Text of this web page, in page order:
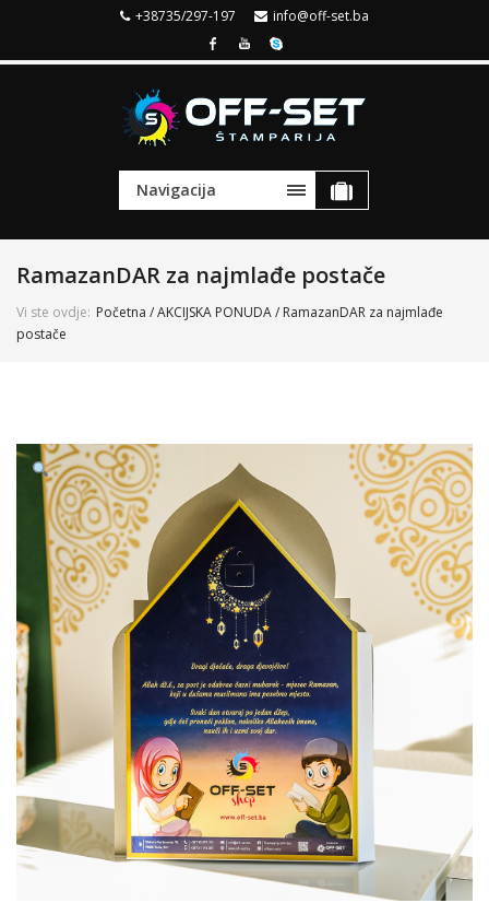
+38735/297-197 info@off-set.ba
Navigacija
RamazanDAR za najmlađe postače
Vi ste ovdje: Početna /AKCIJSKA PONUDA/ RamazanDAR za najmlađe
postače